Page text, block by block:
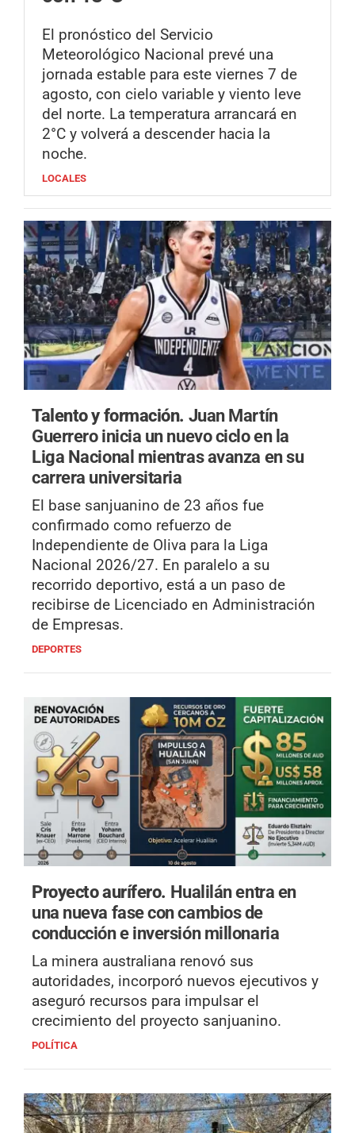
El pronóstico del Servicio
Meteorológico Nacional prevé una
jornada estable para este viernes 7 de
agosto, con cielo variable y viento leve
del norte. La temperatura arrancará en
2°C y volverá a descender hacia la
noche.
LOCALES
Talento y formación. Juan Martín
Guerrero inicia un nuevo ciclo en la
Liga Nacional mientras avanza en su
carrera universitaria
El base sanjuanino de 23 años fue
confirmado como refuerzo de
Independiente de Oliva para la Liga
Nacional 2026/27. En paralelo a su
recorrido deportivo, está a un paso de
recibirse de Licenciado en Administración
de Empresas.
DEPORTES
Proyecto aurífero. Hualilán entra en
una nueva fase con cambios de
conducción e inversión millonaria
La minera australiana renovó sus
autoridades, incorporó nuevos ejecutivos y
aseguró recursos para impulsar el
crecimiento del proyecto sanjuanino.
POLÍTICA